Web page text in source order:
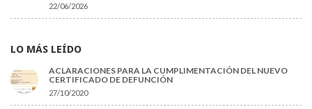
22/06/2026
LO MÁS LEÍDO
ACLARACIONES PARA LA CUMPLIMENTACIÓN DEL NUEVO
CERTIFICADO DE DEFUNCIÓN
27/10/2020